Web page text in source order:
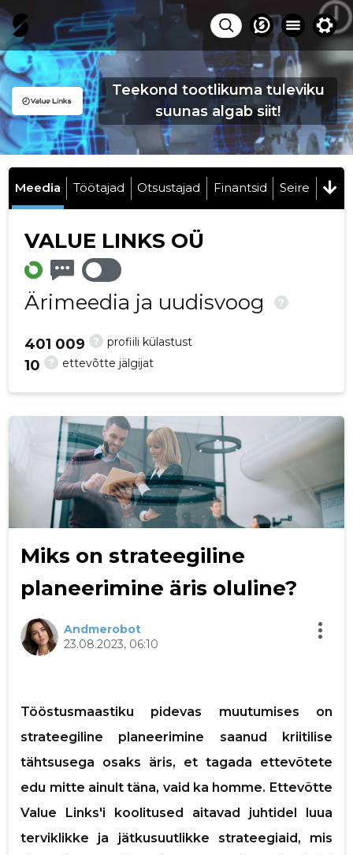
Teekond tootlikuma tuleviku
suunas algab siit!
Meedia Töötajad Otsustajad Finantsid Seire
VALUE LINKS OÜ
Ärimeedia ja uudisvoog ?
? profiili külastust
401 009
? ettevõtte jälgijat
10
Miks on strateegiline
planeerimine äris oluline?
Andmerobot
23.08.2023, 06:10
Tööstusmaastiku pidevas muutumises on
strateegiline planeerimine saanud kriitilise
tähtsusega osaks äris, et tagada ettevõtete
edu mitte ainult täna, vaid ka homme. Ettevõtte
Value Links'i koolitused aitavad juhtidel luua
terviklikke ja jätkusuutlikke strateegiaid, mis
Saaja e-mail
Sinu nimi
Sinu kommentaar